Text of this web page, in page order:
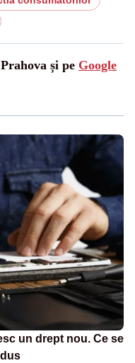
și pe Google
un drept nou. Ce se